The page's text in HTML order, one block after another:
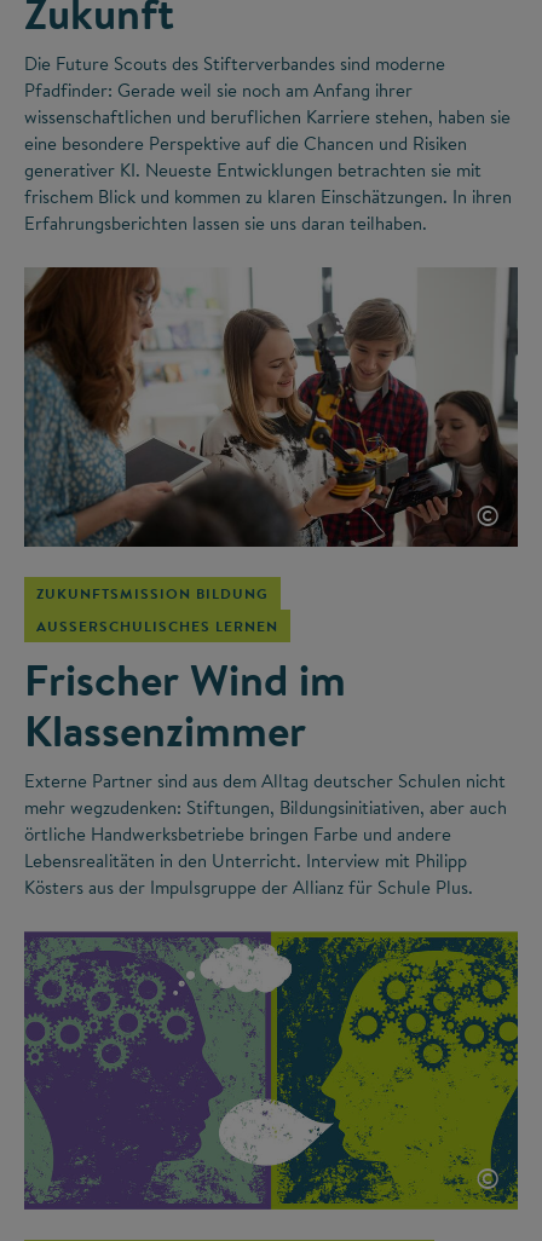
Zukunft
Die Future Scouts des Stifterverbandes sind moderne
Pfadfinder: Gerade weil sie noch am Anfang ihrer
wissenschaftlichen und beruflichen Karriere stehen, haben sie
eine besondere Perspektive auf die Chancen und Risiken
generativer KI. Neueste Entwicklungen betrachten sie mit
frischem Blick und kommen zu klaren Einschätzungen. In ihren
Erfahrungsberichten lassen sie uns daran teilhaben.
©
ZUKUNFTSMISSION BILDUNG
AUSSERSCHULISCHES LERNEN
Frischer Wind im
Klassenzimmer
Externe Partner sind aus dem Alltag deutscher Schulen nicht
mehr wegzudenken: Stiftungen, Bildungsinitiativen, aber auch
örtliche Handwerksbetriebe bringen Farbe und andere
Lebensrealitäten in den Unterricht. Interview mit Philipp
Kösters aus der Impulsgruppe der Allianz für Schule Plus.
©